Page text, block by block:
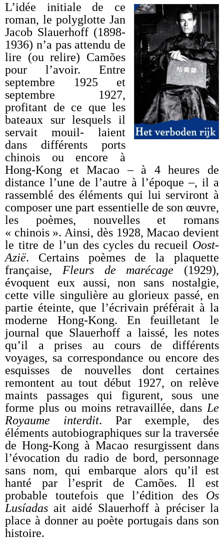
L’idée initiale de ce
roman, le polyglotte Jan
Jacob Slauerhoff (1898-
1936) n’a pas attendu de
lire (ou relire) Camões
pour l’avoir. Entre
septembre 1925 et
septembre 1927,
profitant de ce que les
bateaux sur lesquels il
servait mouil- laient
dans différents ports
chinois ou encore à
Hong-Kong et Macao – à 4 heures de
distance l’une de l’autre à l’époque –, il a
rassemblé des éléments qui lui serviront à
composer une part essentielle de son œuvre,
les poèmes, nouvelles et romans
« chinois ». Ainsi, dès 1928, Macao devient
le titre de l’un des cycles du recueil Oost-
Azië. Certains poèmes de la plaquette
française, Fleurs de marécage (1929),
évoquent eux aussi, non sans nostalgie,
cette ville singulière au glorieux passé, en
partie éteinte, que l’écrivain préférait à la
moderne Hong-Kong. En feuilletant le
journal que Slauerhoff a laissé, les notes
qu’il a prises au cours de différents
voyages, sa correspondance ou encore des
esquisses de nouvelles dont certaines
remontent au tout début 1927, on relève
maints passages qui figurent, sous une
forme plus ou moins retravaillée, dans Le
Royaume interdit. Par exemple, des
éléments autobiographiques sur la traversée
de Hong-Kong à Macao resurgissent dans
l’évocation du radio de bord, personnage
sans nom, qui embarque alors qu’il est
hanté par l’esprit de Camões. Il est
probable toutefois que l’édition des Os
Lusíadas ait aidé Slauerhoff à préciser la
place à donner au poète portugais dans son
histoire.